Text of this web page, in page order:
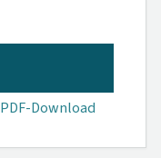
PDF-Download